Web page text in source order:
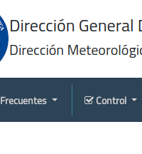
Frecuentes Control